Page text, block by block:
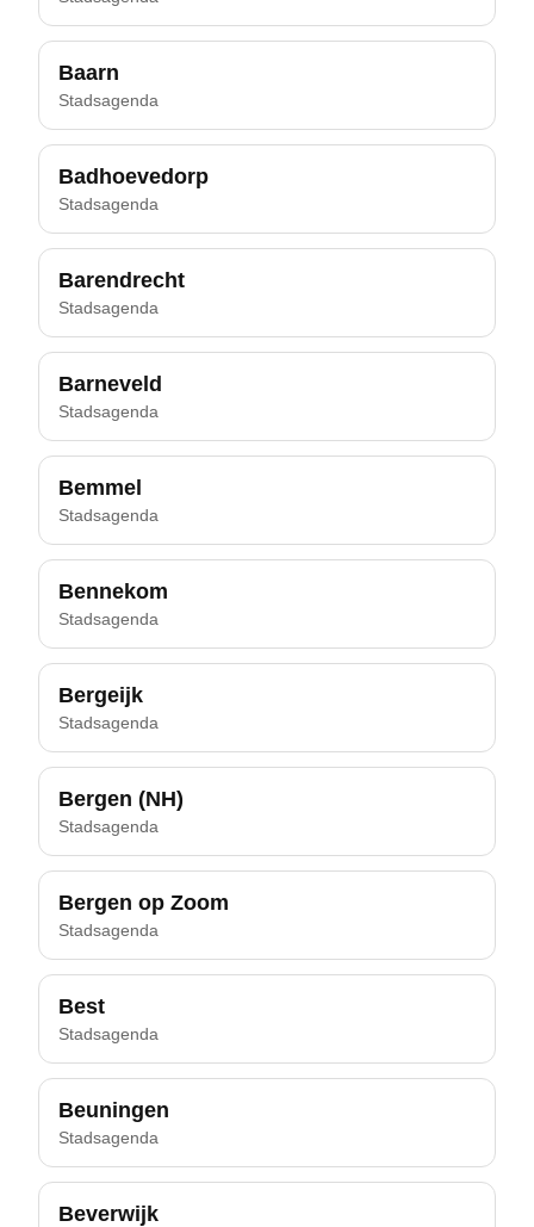
Baarn
Stadsagenda
Badhoevedorp
Stadsagenda
Barendrecht
Stadsagenda
Barneveld
Stadsagenda
Bemmel
Stadsagenda
Bennekom
Stadsagenda
Bergeijk
Stadsagenda
Bergen (NH)
Stadsagenda
Bergen op Zoom
Stadsagenda
Best
Stadsagenda
Beuningen
Stadsagenda
Beverwijk